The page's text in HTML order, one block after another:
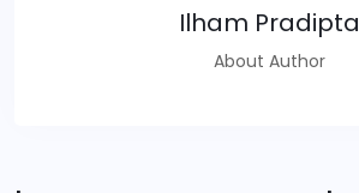
Ilham Pradipta
About Author